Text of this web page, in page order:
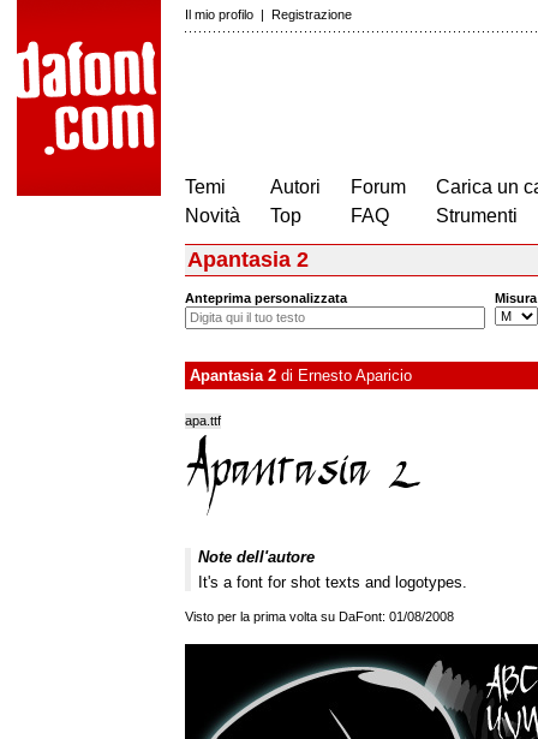
Il mio profilo | Registrazione
Temi
Novità
Autori
Top
Forum
FAQ
Carica un
Strumenti
Apantasia 2
Anteprima personalizzata Misura
Apantasia 2 di Ernesto Aparicio
apa.ttf
Note dell'autore
It's a font for shot texts and logotypes.
Visto per la prima volta su DaFont: 01/08/2008